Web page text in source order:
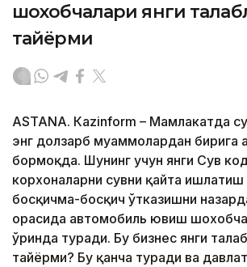
шохобчалари янги
тайёрми
ASTANА. Кazinform – Мамлакатда
энг долзарб муаммолардан бирига
бормоқда. Шунинг учун янги Сув
корхоналарни сувни қайта ишлатиш
босқичма-босқич ўтказишни
орасида автомобиль ювиш
ўринда туради. Бу бизнес янги
тайёрми? Бу қанча туради ва